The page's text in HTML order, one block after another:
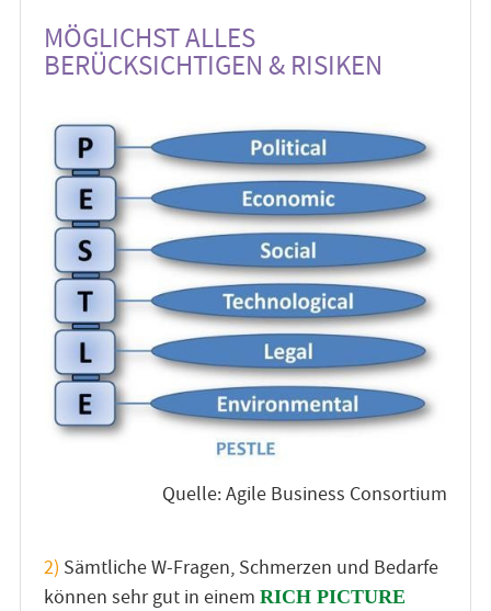
MÖGLICHST ALLES
BERÜCKSICHTIGEN & RISIKEN
Quelle: Agile Business Consortium
2) Sämtliche W-Fragen, Schmerzen und Bedarfe
können sehr gut in einem RICH PICTURE